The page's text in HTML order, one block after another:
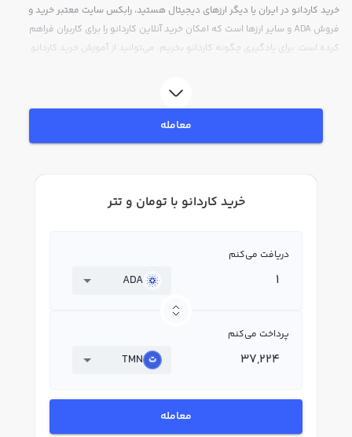
خرید کاردانو در ایران یا دیگر ارزهای دیجیتال هستید، رابکس سایت معتبر خرید و
فروش ADA و سایر ارزها است که امکان خرید آنلاین کاردانو را برای کاربران فراهم
کرده است. برای یادگیری چگونه کاردانو بخریم، می‌توانید از آموزش خرید کاردانو
در بازار رابکس، قیمت لحظه‌ای، نمودار و امکانات فروش کاردانو نیز در دسترس شما
قرار دارد تا بتوانید تصمیمات بهتری در معاملات خود بگیرید.
معامله
خرید کاردانو با تومان و تتر
دریافت می‌کنم
ADA
پرداخت می‌کنم
TMN
معامله